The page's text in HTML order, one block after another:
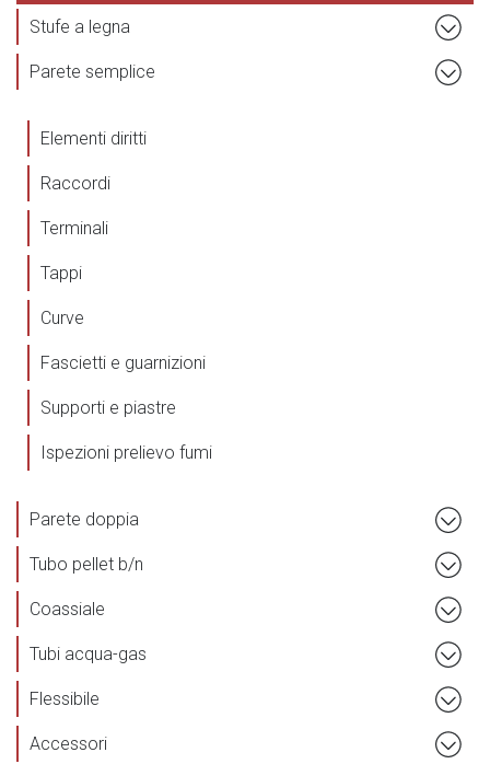
Stufe a legna
Parete semplice
Elementi diritti
Raccordi
Terminali
Tappi
Curve
Fascietti e guarnizioni
Supporti e piastre
Ispezioni prelievo fumi
Parete doppia
Tubo pellet b/n
Coassiale
Tubi acqua-gas
Flessibile
Accessori